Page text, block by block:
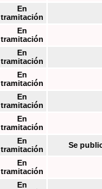
En
tramitación
En
tramitación
En
tramitación
En
tramitación
En
tramitación
En
tramitación
En
tramitación
Se
En
tramitación
En